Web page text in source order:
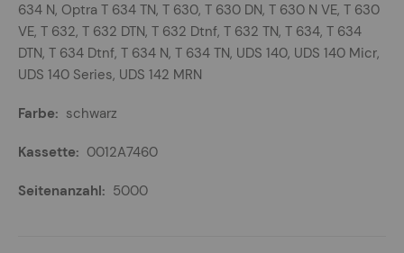
634 N, Optra T 634 TN, T 630, T 630 DN, T 630 N VE, T 630
VE, T 632, T 632 DTN, T 632 Dtnf, T 632 TN, T 634, T 634
DTN, T 634 Dtnf, T 634 N, T 634 TN, UDS 140, UDS 140 Micr,
UDS 140 Series, UDS 142 MRN
schwarz
0012A7460
5000